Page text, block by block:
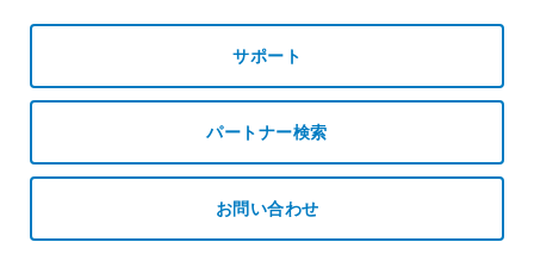
サポート
パートナー検索
お問い合わせ